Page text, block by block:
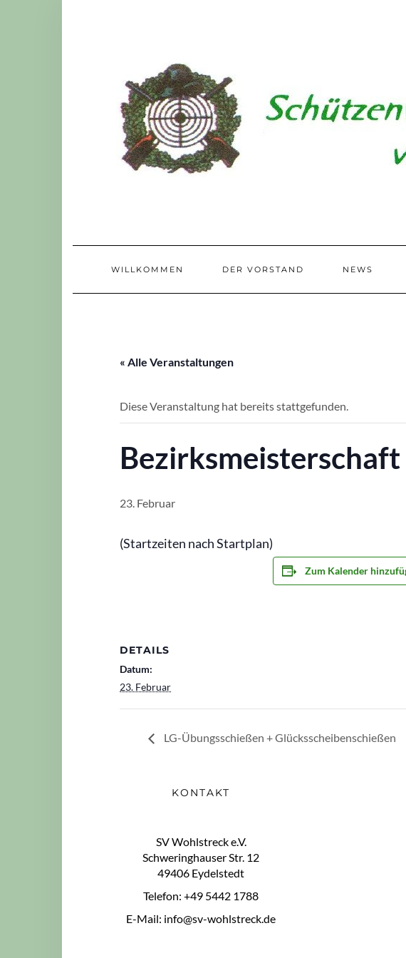
WILLKOMMEN DER VORSTAND NEWS
« Alle Veranstaltungen
Diese Veranstaltung hat bereits stattgefunden.
23. Februar
(Startzeiten nach Startplan)
Zum Kalender
DETAILS
Datum:
23. Februar
LG-Übungsschießen + Glücksscheibenschießen
KONTAKT
SV Wohlstreck e.V.
Schweringhauser Str. 12
49406 Eydelstedt
Telefon: +49 5442 1788
E-Mail: info@sv-wohlstreck.de